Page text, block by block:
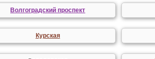
Волгоградский проспект
Курская